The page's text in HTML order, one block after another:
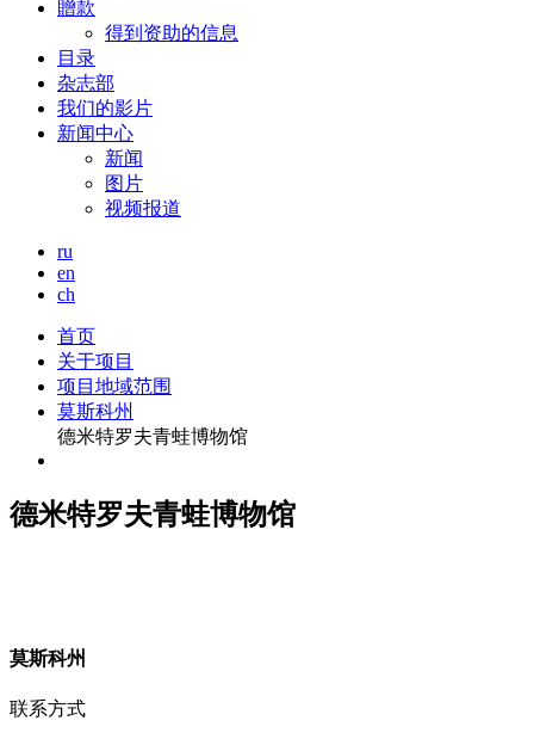
贈款
得到资助的信息
目录
杂志部
我们的影片
新闻中心
新闻
图片
视频报道
ru
en
ch
首页
关于项目
项目地域范围
莫斯科州
德米特罗夫青蛙博物馆
德米特罗夫青蛙博物馆
莫斯科州
联系方式